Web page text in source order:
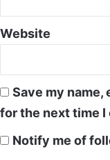
Website
Save my name,
for the next time I
Notify me of